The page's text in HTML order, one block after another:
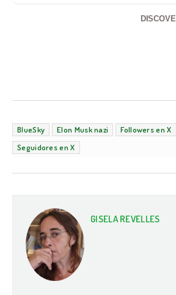
BlueSky Elon Musk nazi Followers en X
Seguidores en X
GISELA REVELLES